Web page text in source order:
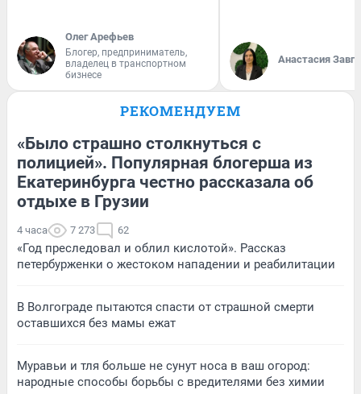
Олег Арефьев
Блогер, предприниматель,
владелец в транспортном
бизнесе
Анастасия
РЕКОМЕНДУЕМ
«Было страшно столкнуться с
полицией». Популярная блогерша из
Екатеринбурга честно рассказала об
отдыхе в Грузии
4 часа 7 273 62
«Год преследовал и облил кислотой». Рассказ
петербурженки о жестоком нападении и реабилитации
В Волгограде пытаются спасти от страшной смерти
оставшихся без мамы ежат
Муравьи и тля больше не сунут носа в ваш огород:
народные способы борьбы с вредителями без химии